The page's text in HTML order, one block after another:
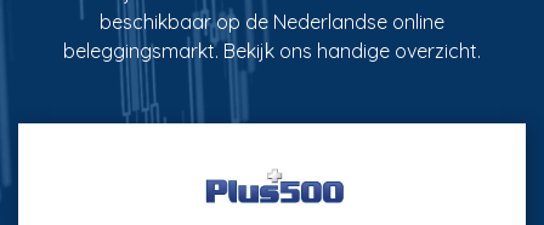
beschikbaar op de Nederlandse online
beleggingsmarkt. Bekijk ons handige overzicht.